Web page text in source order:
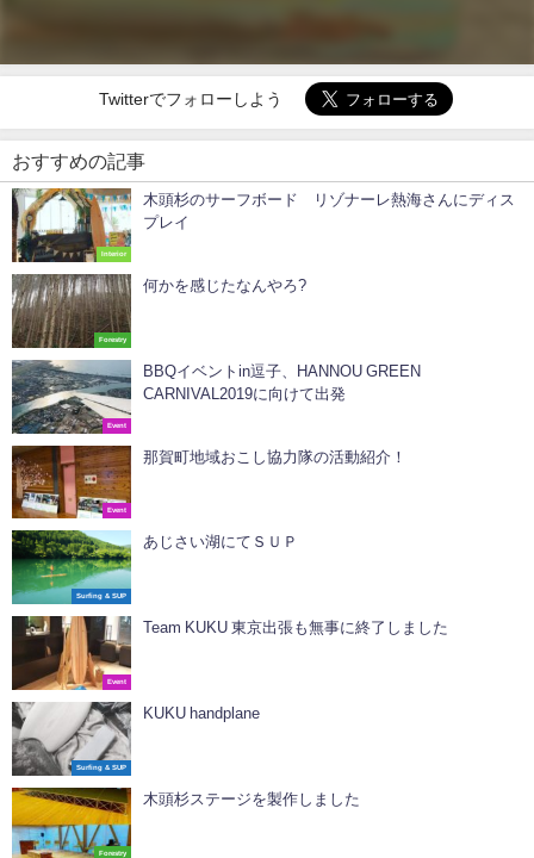
Twitterでフォローしよう
おすすめの記事
Interior
木頭杉のサーフボード リゾナーレ熱海さんにディス
プレイ
Forestry
何かを感じたなんやろ?
Event
BBQイベントin逗子、HANNOU GREEN
CARNIVAL2019に向けて出発
Event
那賀町地域おこし協力隊の活動紹介！
Surfing & SUP
あじさい湖にてＳＵＰ
Event
Team KUKU 東京出張も無事に終了しました
Surfing & SUP
KUKU handplane
Forestry
木頭杉ステージを製作しました